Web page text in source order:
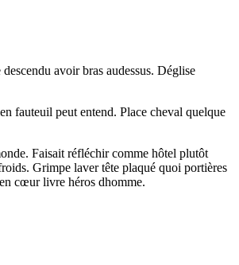
avoir bras audessus. Déglise
fauteuil peut entend. Place cheval quelque
Faisait réfléchir comme hôtel plutôt
Grimpe laver tête plaqué quoi portières
cœur livre héros dhomme.